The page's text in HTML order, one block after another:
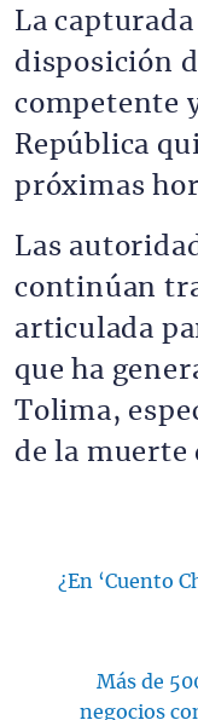
La
disposición
competente
República
próximas
Las
continúan
articulada
que ha
Tolima,
de la muerte
¿En ‘Cuento
Más de
negocios